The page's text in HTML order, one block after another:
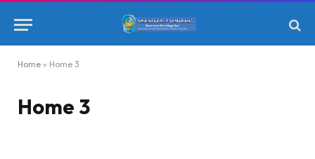
Home » Home 3
Home 3